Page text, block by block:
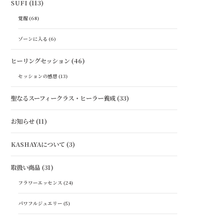
SUFI (113)
覚醒(68)
ゾーンに入る (6)
ヒーリングセッション(46)
セッションの感想 (13)
聖なるスーフィークラス・ヒーラー養成(33)
お知らせ(11)
KASHAYAについて (3)
取扱い商品 (31)
フラワーエッセンス (24)
パワフルジュエリー (5)